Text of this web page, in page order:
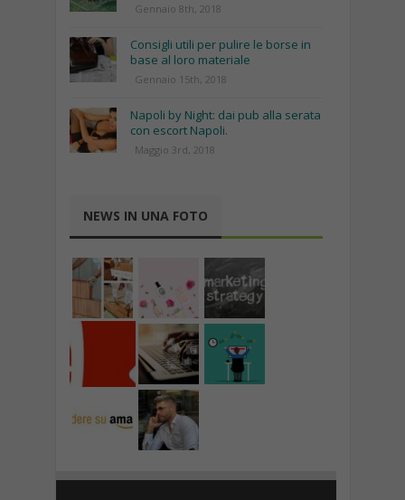
Gennaio 8th, 2018
Consigli utili per pulire le borse in
base al loro materiale
Gennaio 15th, 2018
Napoli by Night: dai pub alla serata
con escort Napoli.
Maggio 3rd, 2018
NEWS IN UNA FOTO